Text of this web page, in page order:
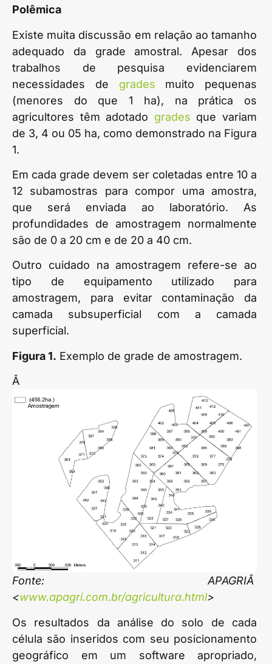
Polêmica
Existe muita discussão em relação ao tamanho
adequado da grade amostral. Apesar dos
trabalhos de pesquisa evidenciarem
necessidades de grades muito pequenas
(menores do que 1 ha), na prática os
agricultores têm adotado grades que variam
de 3, 4 ou 05 ha, como demonstrado na Figura
1.
Em cada grade devem ser coletadas entre 10 a
12 subamostras para compor uma amostra,
que será enviada ao laboratório. As
profundidades de amostragem normalmente
são de 0 a 20 cm e de 20 a 40 cm.
Outro cuidado na amostragem refere-se ao
tipo de equipamento utilizado para
amostragem, para evitar contaminação da
camada subsuperficial com a camada
superficial.
Figura 1. Exemplo de grade de amostragem.
Â
Fonte: APAGRIÂ
<www.apagri.com.br/agricultura.html>
Os resultados da análise do solo de cada
célula são inseridos com seu posicionamento
geográfico em um software apropriado,